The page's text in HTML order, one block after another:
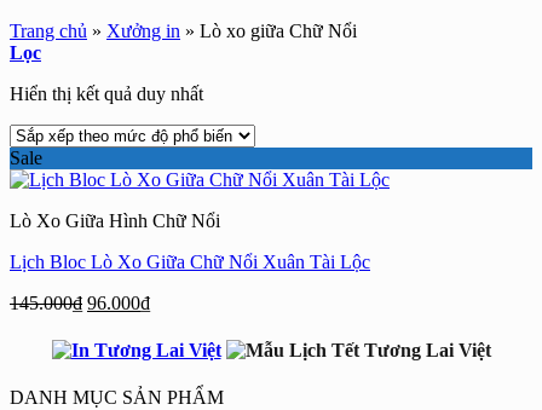
Trang chủ » Xưởng in » Lò xo giữa Chữ Nổi
Lọc
Hiển thị kết quả duy nhất
Sale
Lò Xo Giữa Hình Chữ Nổi
Lịch Bloc Lò Xo Giữa Chữ Nổi Xuân Tài Lộc
145.000₫ Giá
là:
145.000₫.
96.000₫Giá
tại
là:
96.000₫.
DANH MỤC SẢN PHẨM